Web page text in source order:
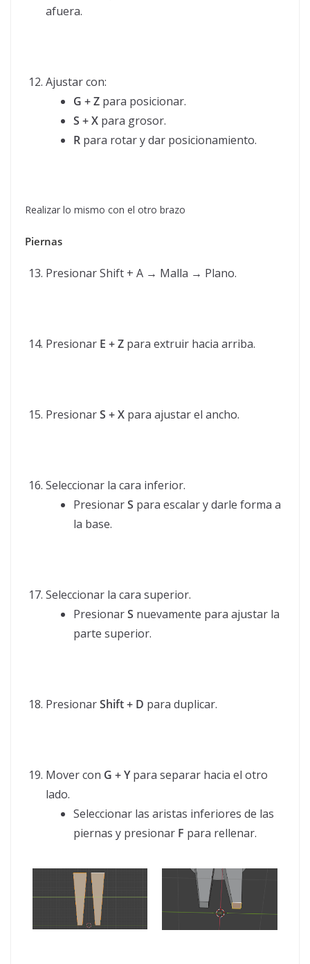
afuera.
Ajustar con:
G + Z para posicionar.
S + X para grosor.
R para rotar y dar posicionamiento.
Realizar lo mismo con el otro brazo
Piernas
Presionar Shift + A → Malla → Plano.
Presionar E + Z para extruir hacia arriba.
PresionarS + X para ajustar el ancho.
Seleccionar la cara inferior.
PresionarS para escalar y darle forma a
la base.
Seleccionar la cara superior.
PresionarS nuevamente para ajustar la
parte superior.
PresionarShift + D para duplicar.
Mover con G + Ypara separar hacia el otro
lado.
Seleccionar las aristas inferiores de las
piernas y presionar F para rellenar.